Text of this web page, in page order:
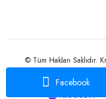
Facebook
© Tüm Hakları Saklıdır.